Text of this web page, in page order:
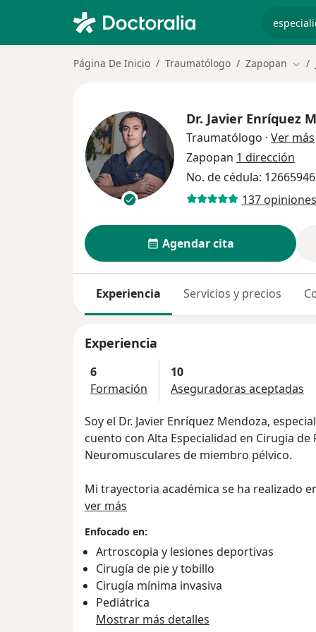
Página De Inicio Traumatólogo Zapopan
Dr. Javier Enríquez
Traumatólogo · Ver más
Zapopan 1 dirección
No. de cédula:
137 opiniones
Agendar cita
Experiencia Servicios y precios
Experiencia
6
Formación
10
Aseguradoras aceptadas
Soy el Dr. Javier Enríquez Mendoza,
cuento con Alta Especialidad en Cirugia
Neuromusculares de miembro pélvico.
Mi trayectoria académica se ha realizado
país con el respaldo de las universidades
Me formé como médico cirujano en el
Monterrey con estancia quirúrgica en la
España.
Posteriormente realicé mi Especialidad en
Hospital Civil de Guadalajara Fray Antonio
ver más
Enfocado en:
Artroscopia y lesiones deportivas
Cirugía de pie y tobillo
Cirugía mínima invasiva
Pediátrica
Mostrar más detalles